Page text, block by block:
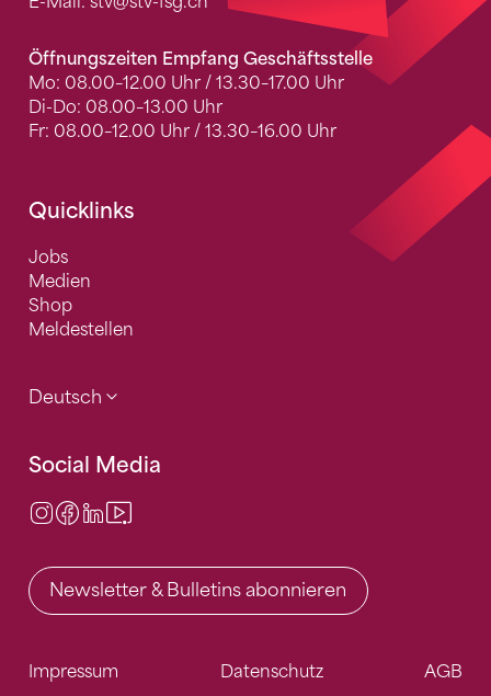
Öffnungszeiten Empfang Geschäftsstelle
Mo: 08.00–12.00 Uhr / 13.30–17.00 Uhr
Di-Do: 08.00–13.00 Uhr
Fr: 08.00–12.00 Uhr / 13.30–16.00 Uhr
Quicklinks
Jobs
Medien
Shop
Meldestellen
Deutsch
Social Media
Instagram
Facebook
LinkedIn
Newsletter & Bulletins abonnieren
Impressum Datenschutz AGB